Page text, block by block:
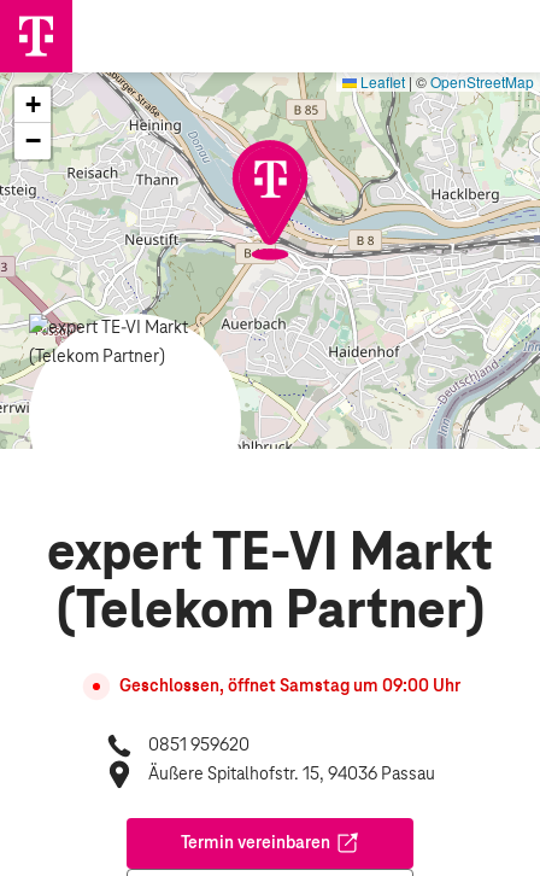
+
−
Leaflet |©OpenStreetMap
expert TE-VI Markt
(Telekom Partner)
Geschlossen, öffnetSamstagum 09:00Uhr
0851 959620
Äußere Spitalhofstr. 15, 94036 Passau
Termin vereinbaren
Öffnet in einem neuen Tab